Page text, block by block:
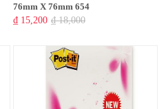
76mm X 76mm 654
₫ 15,200 ₫ 18,000